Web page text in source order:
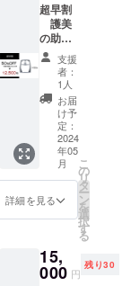
超早割
護美
の助
50枚
定価
25,000
円の
50％off
サイズ
たて：
38cm
上部：
25cm
下部：
30cm
支援
者：
1人
お届
け予
定：
2024
年05
月
詳細を見る
こ
の
リ
タ
ー
ン
を
選
択
す
る
15,
000 円
残り30